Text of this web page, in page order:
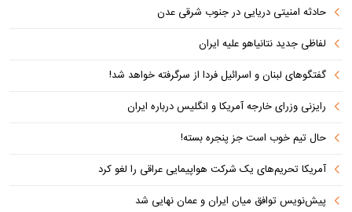
حادثه امنیتی دریایی در جنوب شرقی عدن
لفاظی جدید نتانیاهو علیه ایران
گفتگوهای لبنان و اسرائیل فردا از سرگرفته خواهد شد!
رایزنی وزرای خارجه آمریکا و انگلیس درباره ایران
حال تیم خوب است جز پنجره بسته!
آمریکا تحریم‌های یک شرکت هواپیمایی عراقی را لغو کرد
پیش‌نویس توافق میان ایران و عمان نهایی شد